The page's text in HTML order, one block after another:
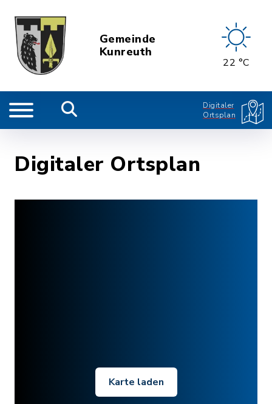
Gemeinde
Kunreuth
22 °C
Digitaler
Ortsplan
Digitaler Ortsplan
Karte laden